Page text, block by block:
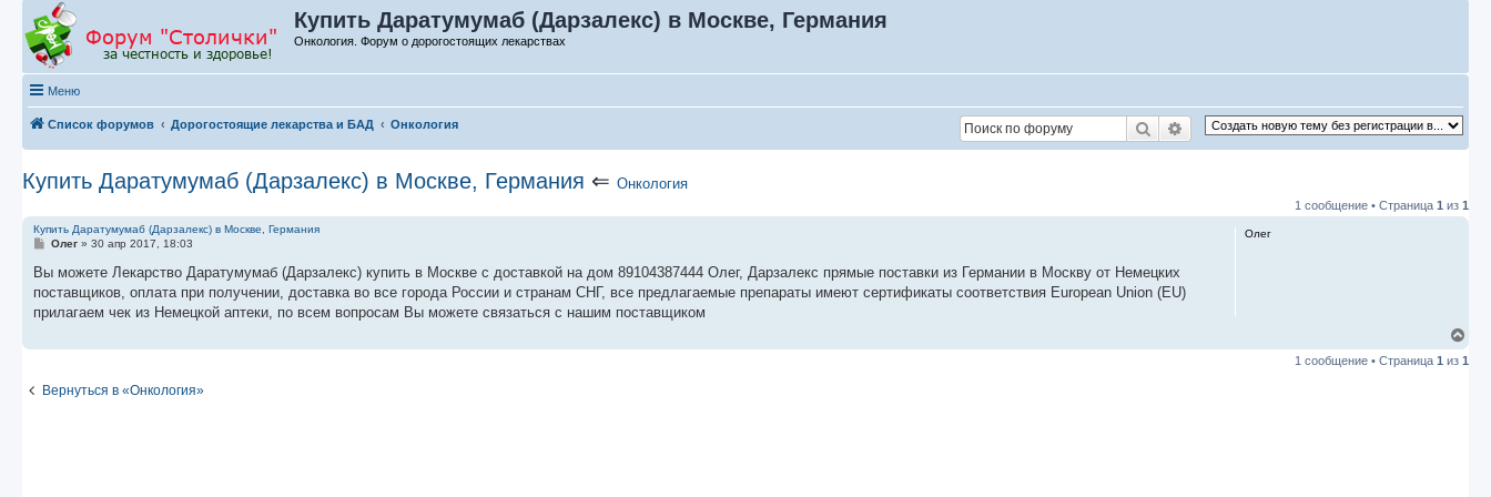
Купить Даратумумаб (Дарзалекс) в Москве, Германия
Онкология. Форум о дорогостоящих лекарствах
Меню
Список форумов Дорогостоящие лекарства и БАД Онкология Поиск Расширенный поиск
Купить Даратумумаб (Дарзалекс) в Москве, Германия ⇐ Онкология
1 сообщение • Страница 1 из 1
Олег
Купить Даратумумаб (Дарзалекс) в Москве, Германия
С
о
щ
е
е
Олег» 30 апр 2017, 18:03
Вы можете Лекарство Даратумумаб (Дарзалекс) купить в Москве с доставкой на дом 89104387444 Олег, Дарзалекс прямые поставки из Германии в Москву от Немецких
поставщиков, оплата при получении, доставка во все города России и странам СНГ, все предлагаемые препараты имеют сертификаты соответствия European Union (EU)
прилагаем чек из Немецкой аптеки, по всем вопросам Вы можете связаться с нашим поставщиком
р
1 сообщение • Страница 1 из 1
Вернуться в «Онкология»